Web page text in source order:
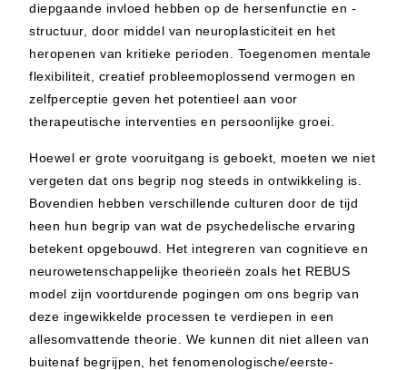
diepgaande invloed hebben op de hersenfunctie en -
structuur, door middel van neuroplasticiteit en het
heropenen van kritieke perioden. Toegenomen mentale
flexibiliteit, creatief probleemoplossend vermogen en
zelfperceptie geven het potentieel aan voor
therapeutische interventies en persoonlijke groei.
Hoewel er grote vooruitgang is geboekt, moeten we niet
vergeten dat ons begrip nog steeds in ontwikkeling is.
Bovendien hebben verschillende culturen door de tijd
heen hun begrip van wat de psychedelische ervaring
betekent opgebouwd. Het integreren van cognitieve en
neurowetenschappelijke theorieën zoals het REBUS
model zijn voortdurende pogingen om ons begrip van
deze ingewikkelde processen te verdiepen in een
allesomvattende theorie. We kunnen dit niet alleen van
buitenaf begrijpen, het fenomenologische/eerste-